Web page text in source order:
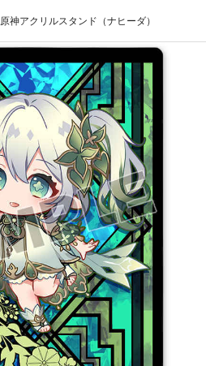
原神アクリルスタンド（ナヒーダ）